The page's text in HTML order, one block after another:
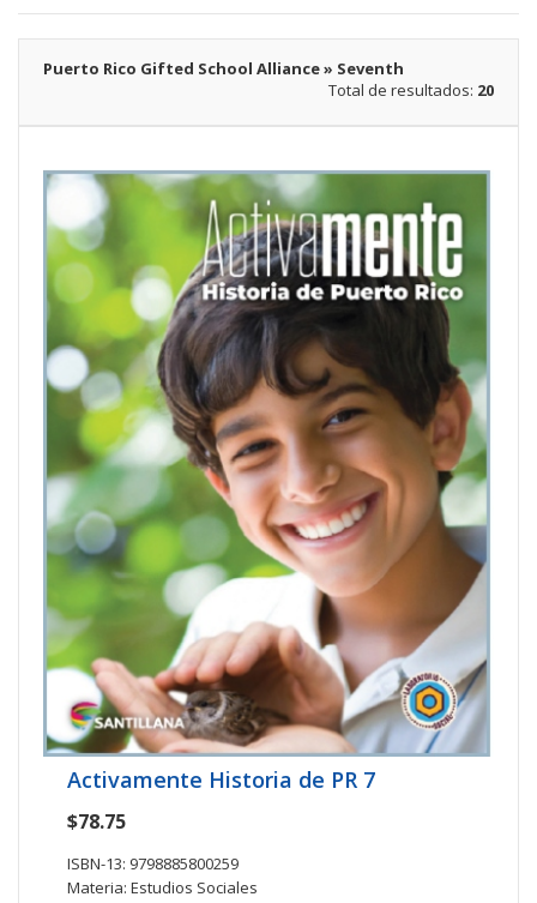
Puerto Rico Gifted School Alliance » Seventh
Total de resultados: 20
Activamente Historia de PR 7
$78.75
ISBN-13: 9798885800259
Materia: Estudios Sociales